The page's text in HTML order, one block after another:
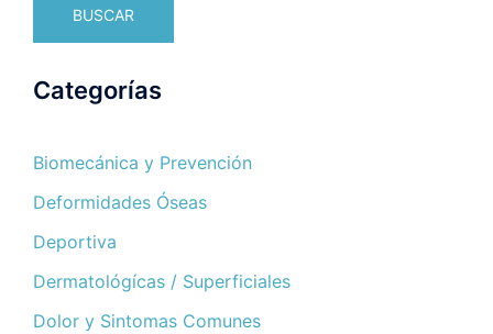
BUSCAR
Categorías
Biomecánica y Prevención
Deformidades Óseas
Deportiva
Dermatológícas / Superficiales
Dolor y Sintomas Comunes